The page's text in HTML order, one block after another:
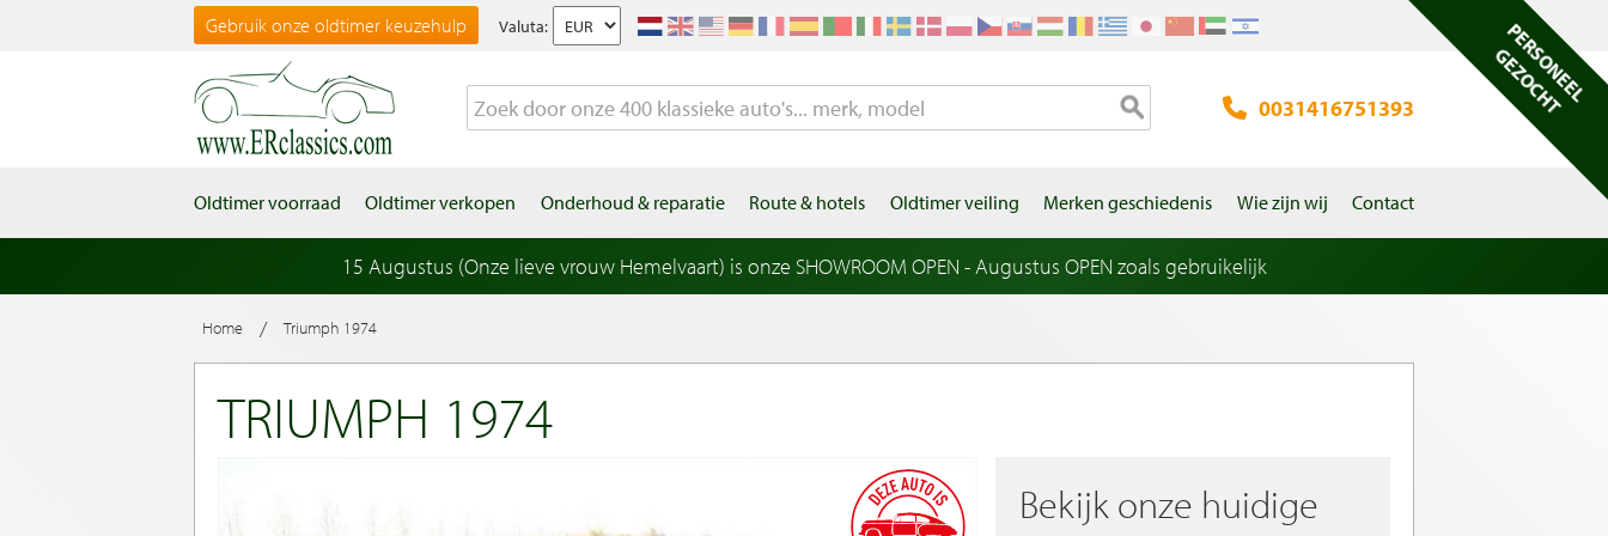
Gebruik onze oldtimer keuzehulp Valuta:
0031416751393
Oldtimer voorraad Oldtimer verkopen Onderhoud & reparatie Route & hotels Oldtimer veiling Merken geschiedenis Wie zijn wij Contact
15 Augustus (Onze lieve vrouw Hemelvaart) is onze SHOWROOM OPEN - Augustus OPEN zoals gebruikelijk
Home / Triumph 1974
TRIUMPH 1974
Bekijk onze huidige
PERSONEEL
GEZOCHT